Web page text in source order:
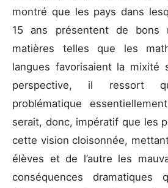
montré que les pays dans
15 ans présentent de bons
matières telles que les
langues favorisaient la mixité
perspective, il ressort
problématique
serait, donc, impératif que les
cette vision cloisonnée,
élèves et de l’autre les
conséquences dramatiques